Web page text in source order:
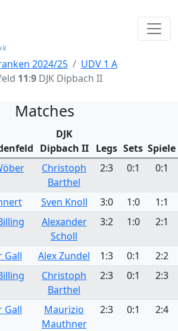
2024/25
UDV 1 A
11:9 DJK Dipbach II
Matches
DJK
Dipbach II
Legs Sets Spiele
Christoph
Barthel
2:3 0:1 0:1
Sven Knoll 3:0 1:0
1:1
Alexander
Scholl
3:2 1:0 2:1
Gall Alex Zundel 1:3 0:1
2:2
Christoph
Barthel
2:3 0:1 2:3
Gall
Maurizio
Mauthner
2:3 0:1 2:4